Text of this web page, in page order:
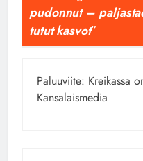
pudonnut –
tutut kasvot”
Paluuviite: Kreikassa
Kansalaismedia